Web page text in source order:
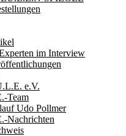
im Interview
e.V.
Team
Udo Pollmer
Nachrichten